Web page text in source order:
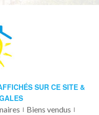
SUR CE SITE &
Biens vendus